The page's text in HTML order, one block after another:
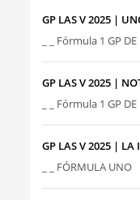
GP LAS V 2025 |
_ _ Fórmula 1 GP
GP LAS V 2025 |
_ _ Fórmula 1 GP
GP LAS V 2025 | LA
_ _ FÓRMULA